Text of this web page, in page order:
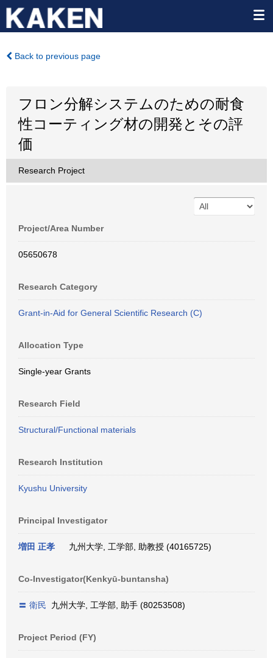
Back to previous page
フロン分解システムのための耐食
性コーティング材の開発とその評
価
Research Project
Project/Area Number
05650678
Research Category
Grant-in-Aid for General Scientific Research (C)
Allocation Type
Single-year Grants
Research Field
Structural/Functional materials
Research Institution
Kyushu University
Principal Investigator
増田 正孝 九州大学, 工学部, 助教授 (40165725)
Co-Investigator(Kenkyū-buntansha)
〓 衛民 九州大学, 工学部, 助手 (80253508)
Project Period (FY)